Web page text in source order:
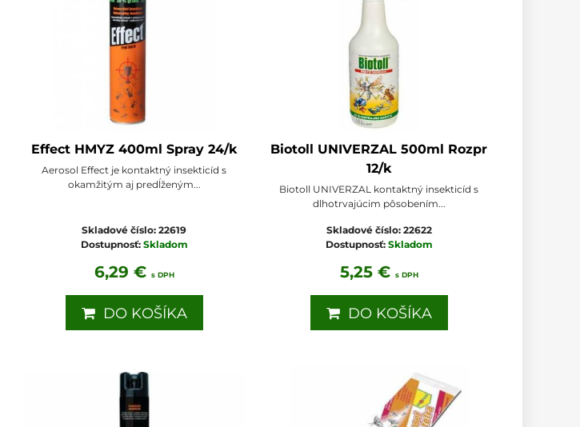
Effect HMYZ 400ml Spray 24/k
Aerosol Effect je kontaktný insekticíd s
okamžitým aj predĺženým...
Skladové číslo:22619
Dostupnosť: Skladom
6,29 € s DPH
DO KOŠÍKA
Biotoll UNIVERZAL 500ml Rozpr
12/k
Biotoll UNIVERZAL kontaktný insekticíd s
dlhotrvajúcim pôsobením...
Skladové číslo: 22622
Dostupnosť: Skladom
5,25 € s DPH
DO KOŠÍKA